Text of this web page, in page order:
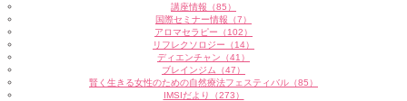
講座情報（85）
国際セミナー情報（7）
アロマセラピー（102）
リフレクソロジー（14）
ディエンチャン（41）
ブレインジム（47）
賢く生きる女性のための自然療法フェスティバル（85）
IMSIだより（273）